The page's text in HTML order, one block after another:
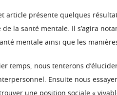
article présente quelques
la santé mentale. Il s’agira
mentale ainsi que les
temps, nous tenterons
Ensuite nous
une position sociale «